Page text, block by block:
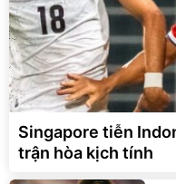
Singapore tiễn
trận hòa kịch tính